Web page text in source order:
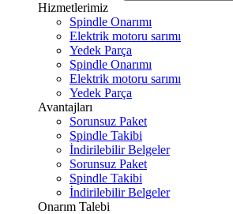
Hizmetlerimiz
Spindle Onarımı
Elektrik motoru sarımı
Yedek Parça
Spindle Onarımı
Elektrik motoru sarımı
Yedek Parça
Avantajları
Sorunsuz Paket
Spindle Takibi
İndirilebilir Belgeler
Sorunsuz Paket
Spindle Takibi
İndirilebilir Belgeler
Onarım Talebi